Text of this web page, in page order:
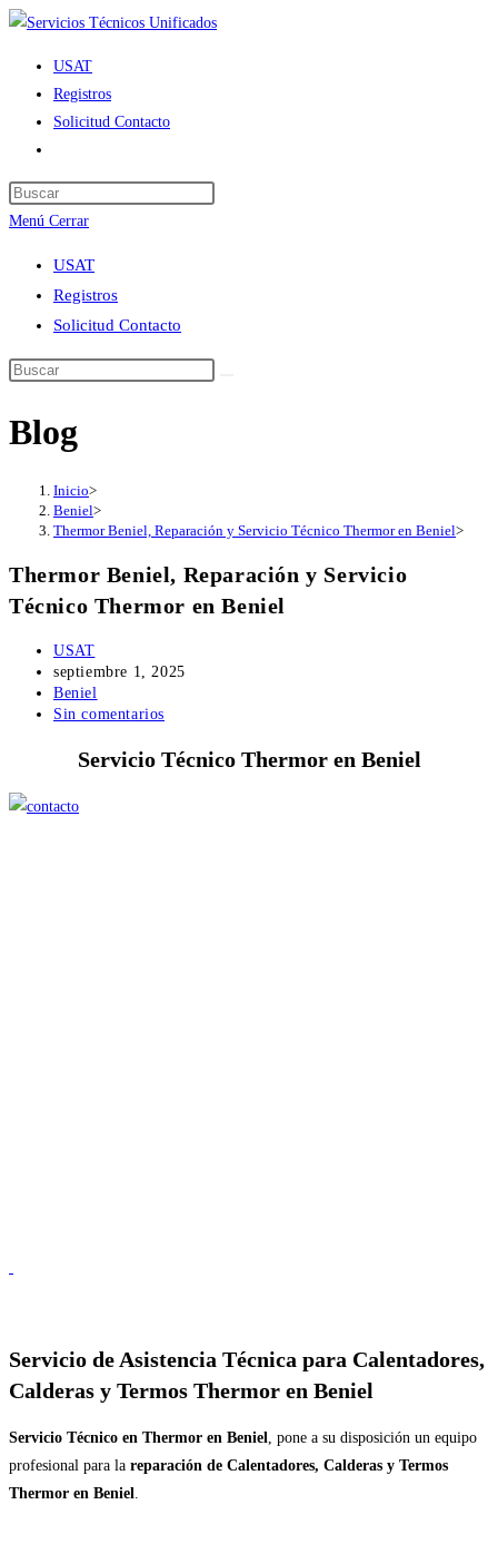
Ir
contenido
USAT
Registros
Solicitud Contacto
de
la
web
Menú Cerrar
USAT
Registros
Solicitud Contacto
Blog
Inicio>
Beniel>
Thermor Beniel, Reparación y Servicio Técnico Thermor en Beniel>
Thermor Beniel, Reparación y Servicio
Técnico Thermor en Beniel
Autor
de
la
entrada:
USAT
Publicación
de
la
septiembre 1, 2025
Categoría
de
entrada:
Beniel
Comentarios
Sin comentarios
Servicio Técnico Thermor en Beniel
Servicio de Asistencia Técnica para Calentadores,
Calderas y Termos Thermor en Beniel
Servicio Técnico en Thermor en Beniel, pone a su disposición un equipo
profesional para la reparación de Calentadores, Calderas y Termos
Thermor en Beniel.